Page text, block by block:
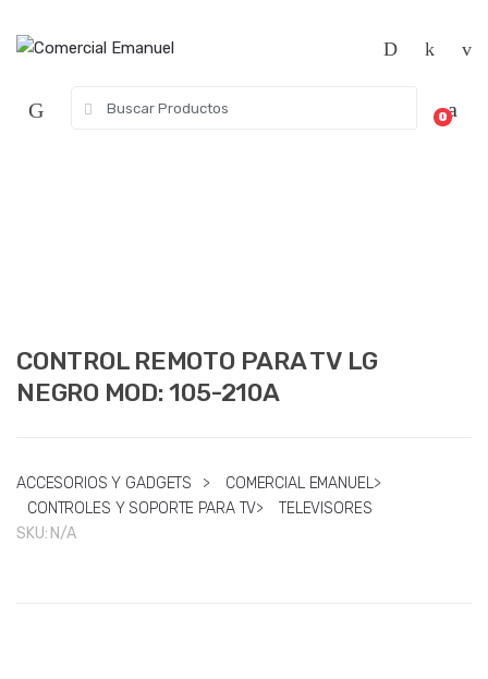
de:
0
CONTROL REMOTO PARA TV LG
NEGRO MOD: 105-210A
ACCESORIOS Y GADGETS > COMERCIAL EMANUEL>
CONTROLES Y SOPORTE PARA TV>
TELEVISORES
SKU: N/A